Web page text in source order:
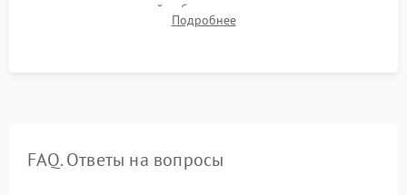
времени автономной работы, температурного режима и
корректности формы выходного сигнала.
Подробнее
FAQ. Ответы на вопросы